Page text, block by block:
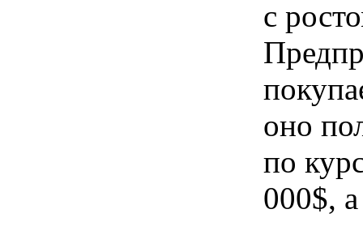
с
оно
по
000$,